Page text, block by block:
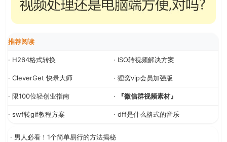
推荐阅读
· H264格式转换 · ISO转视频解决方案
· CleverGet 快录大师 · 狸窝vip会员加强版
· 限100位轻创业指南 · 『微信群视频素材』
· swf转gif教程方案 · dff是什么格式的音乐
· 男人必看！1个简单易行的方法揭秘